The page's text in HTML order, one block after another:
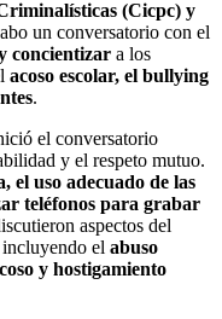
(Cicpc) y
un conversatorio con el
concientizar a los
acoso escolar, el bullying
.
el conversatorio
y el respeto mutuo.
el uso adecuado de las
teléfonos para grabar
aspectos del
el abuso
y hostigamiento